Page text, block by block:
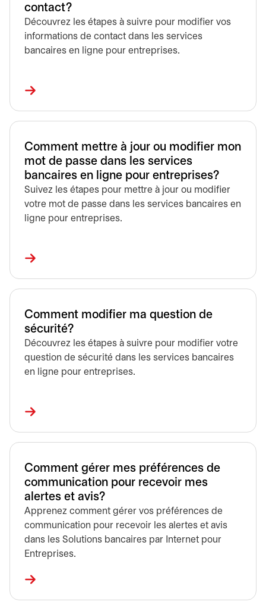
contact?
Découvrez les étapes à suivre pour modifier vos
informations de contact dans les services
bancaires en ligne pour entreprises.
Comment mettre à jour ou modifier mon
mot de passe dans les services
bancaires en ligne pour entreprises?
Suivez les étapes pour mettre à jour ou modifier
votre mot de passe dans les services bancaires en
ligne pour entreprises.
Comment modifier ma question de
sécurité?
Découvrez les étapes à suivre pour modifier votre
question de sécurité dans les services bancaires
en ligne pour entreprises.
Comment gérer mes préférences de
communication pour recevoir mes
alertes et avis?
Apprenez comment gérer vos préférences de
communication pour recevoir les alertes et avis
dans les Solutions bancaires par Internet pour
Entreprises.